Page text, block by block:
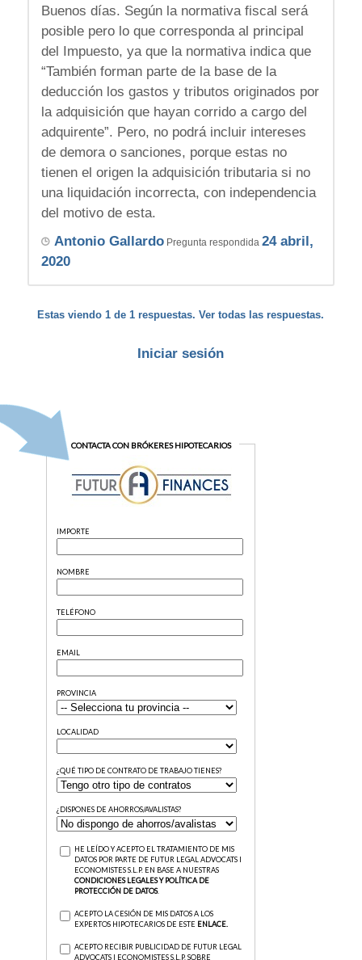
Buenos días. Según la normativa fiscal será
posible pero lo que corresponda al principal
del Impuesto, ya que la normativa indica que
“También forman parte de la base de la
deducción los gastos y tributos originados por
la adquisición que hayan corrido a cargo del
adquirente”. Pero, no podrá incluir intereses
de demora o sanciones, porque estas no
tienen el origen la adquisición tributaria si no
una liquidación incorrecta, con independencia
del motivo de esta.
Antonio GallardoPregunta respondida 24 abril,
2020
Estas viendo 1 de 1 respuestas. Ver todas las respuestas.
Iniciar sesión